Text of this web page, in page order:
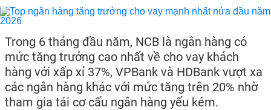
Trong 6 tháng đầu năm, NCB là ngân hàng có
mức tăng trưởng cao nhất về cho vay khách
hàng với xấp xỉ 37%, VPBank và HDBank vượt xa
các ngân hàng khác với mức tăng trên 20% nhờ
tham gia tái cơ cấu ngân hàng yếu kém.